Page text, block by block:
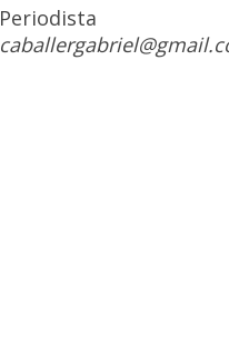
Periodista